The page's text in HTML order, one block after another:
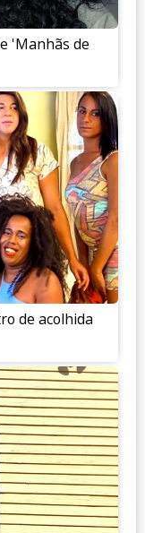
'Manhãs de
de acolhida